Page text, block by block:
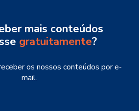
mais conteúdos
gratuitamente?
os nossos conteúdos por e-
mail.